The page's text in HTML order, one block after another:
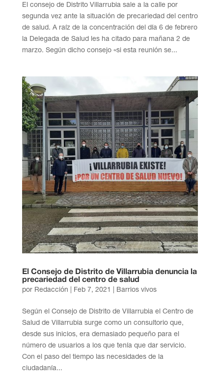
El consejo de Distrito Villarrubia sale a la calle por
segunda vez ante la situación de precariedad del centro
de salud. A raíz de la concentración del día 6 de febrero
la Delegada de Salud les ha citado para mañana 2 de
marzo. Según dicho consejo «si esta reunión se...
El Consejo de Distrito de Villarrubia denuncia la
precariedad del centro de salud
por Redacción | Feb 7, 2021 | Barrios vivos
Según el Consejo de Distrito de Villarrubia el Centro de
Salud de Villarrubia surge como un consultorio que,
desde sus inicios, era demasiado pequeño para el
número de usuarios a los que tenía que dar servicio.
Con el paso del tiempo las necesidades de la
ciudadanía...